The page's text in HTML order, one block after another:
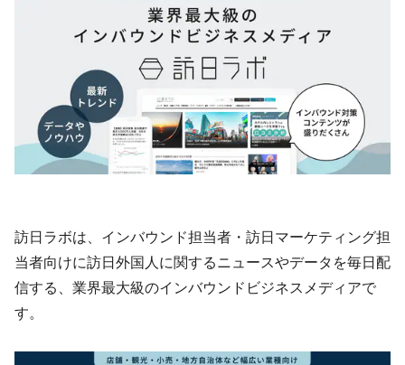
訪日ラボは、インバウンド担当者・訪日マーケティング担
当者向けに訪日外国人に関するニュースやデータを毎日配
信する、業界最大級のインバウンドビジネスメディアで
す。